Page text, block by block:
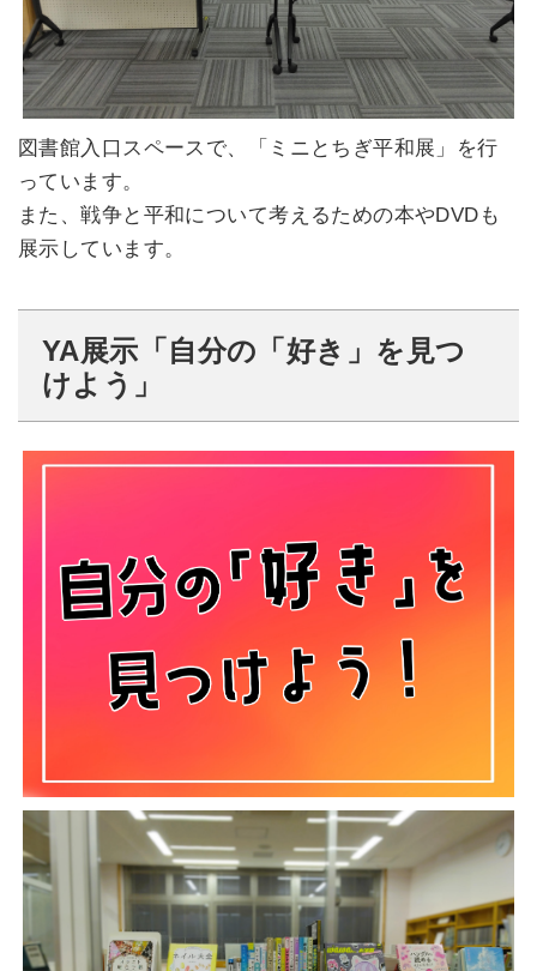
図書館入口スペースで、「ミニとちぎ平和展」を行
っています。
また、戦争と平和について考えるための本やDVDも
展示しています。
YA展示「自分の「好き」を見つ
けよう」